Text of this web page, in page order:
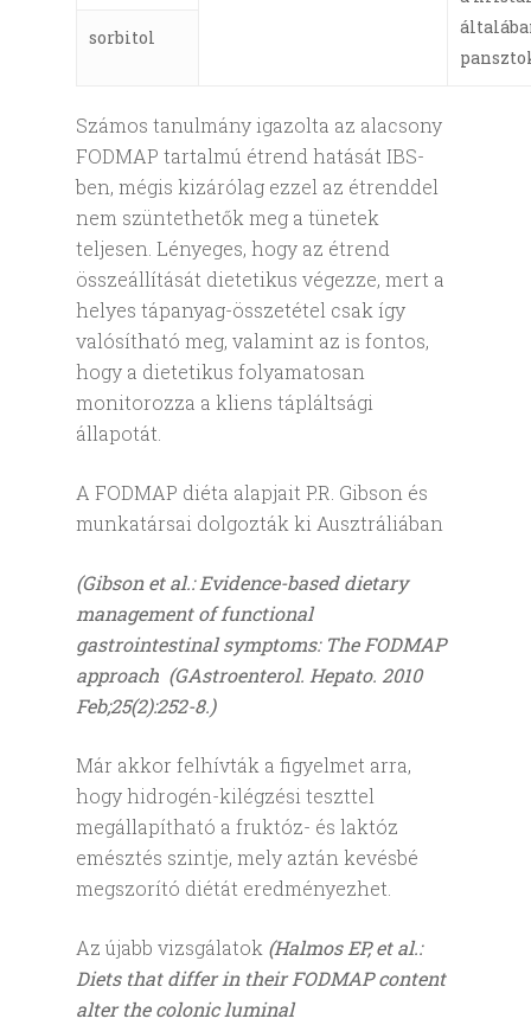
sorbitol
Számos tanulmány igazolta az alacsony
FODMAP tartalmú étrend hatását IBS-
ben, mégis kizárólag ezzel az étrenddel
nem szüntethetők meg a tünetek
teljesen. Lényeges, hogy az étrend
összeállítását dietetikus végezze, mert a
helyes tápanyag-összetétel csak így
valósítható meg, valamint az is fontos,
hogy a dietetikus folyamatosan
monitorozza a kliens tápláltsági
állapotát.
A FODMAP diéta alapjait P.R. Gibson és
munkatársai dolgozták ki Ausztráliában
(Gibson et al.: Evidence-based dietary
management of functional
gastrointestinal symptoms: The FODMAP
approach (GAstroenterol. Hepato. 2010
Feb;25(2):252-8.)
Már akkor felhívták a figyelmet arra,
hogy hidrogén-kilégzési teszttel
megállapítható a fruktóz- és laktóz
emésztés szintje, mely aztán kevésbé
megszorító diétát eredményezhet.
Az újabb vizsgálatok (Halmos EP, et al.:
Diets that differ in their FODMAP content
alter the colonic luminal